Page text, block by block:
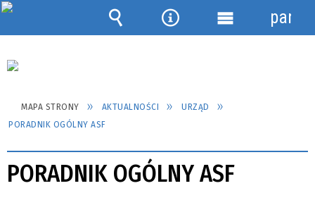
MAPA STRONY AKTUALNOŚCI
URZĄD
PORADNIK OGÓLNY ASF
PORADNIK OGÓLNY ASF
Wyszukiwarka
NarzędziaMenu
panel